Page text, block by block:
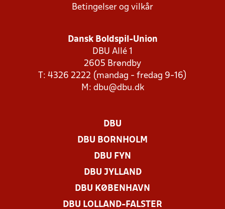
Betingelser og vilkår
Dansk Boldspil-Union
DBU Allé 1
2605 Brøndby
T: 4326 2222 (mandag - fredag 9-16)
M: dbu@dbu.dk
DBU
DBU BORNHOLM
DBU FYN
DBU JYLLAND
DBU KØBENHAVN
DBU LOLLAND-FALSTER